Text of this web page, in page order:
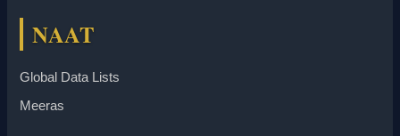
NAAT
Global Data Lists
Meeras